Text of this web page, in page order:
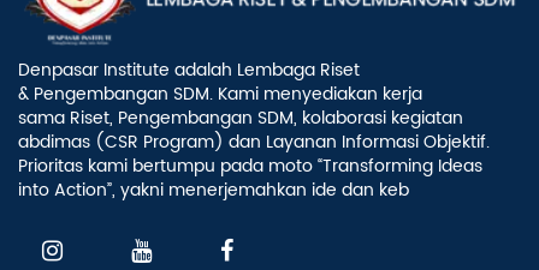
Denpasar Institute adalah Lembaga Riset
& Pengembangan SDM. Kami menyediakan kerja
sama Riset, Pengembangan SDM, kolaborasi kegiatan
abdimas (CSR Program) dan Layanan Informasi Objektif.
Prioritas kami bertumpu pada moto “Transforming Ideas
into Action”, yakni menerjemahkan ide dan keb